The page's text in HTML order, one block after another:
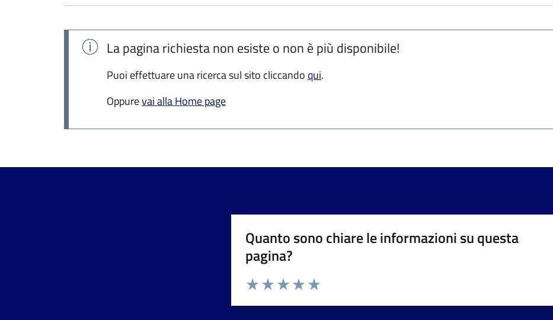
La pagina richiesta non esiste o non è più disponibile!
Puoi effettuare una ricerca sul sito cliccando qui.
Oppurevai alla Home page
Quanto sono chiare le informazioni su questa
pagina?
Valuta da 1 a 5 stelle la pagina